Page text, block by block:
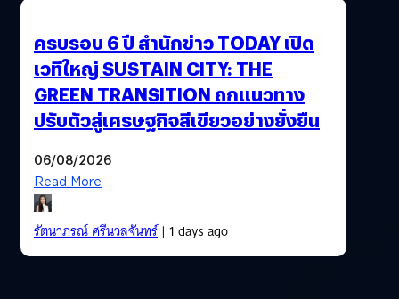
ครบรอบ 6 ปี สำนักข่าว TODAY เปิด
เวทีใหญ่ SUSTAIN CITY: THE
GREEN TRANSITION ถกแนวทาง
ปรับตัวสู่เศรษฐกิจสีเขียวอย่างยั่งยืน
06/08/2026
Read More
รัตนาภรณ์ ศรีนวลจันทร์| 1 days ago